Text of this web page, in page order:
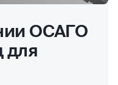
ОСАГО
для